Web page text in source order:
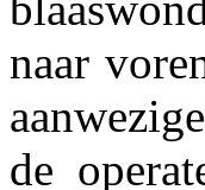
naar
de